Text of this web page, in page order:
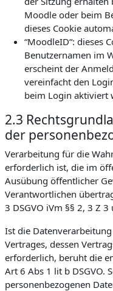
Moodle oder beim
dieses Cookie
“MoodleID“: dieses
Benutzernamen im
erscheint der
vereinfacht den
beim Login aktiviert
2.3
der
Verarbeitung für die
erforderlich ist, die im
Ausübung öffentlicher
Verantwortlichen
3 DSGVO iVm §§ 2, 3 Z 3
Ist die
Vertrages, dessen
erforderlich, beruht die
Art 6 Abs 1 lit b DSGVO.
personenbezogenen